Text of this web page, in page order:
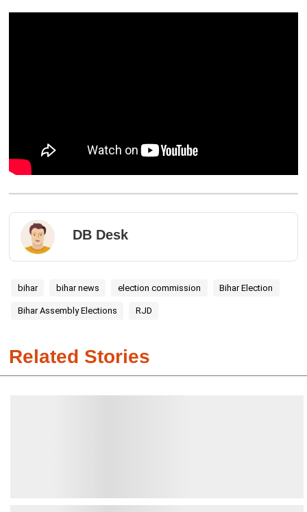
DB Desk
bihar bihar news election commission Bihar Election
Bihar Assembly Elections RJD
Related Stories